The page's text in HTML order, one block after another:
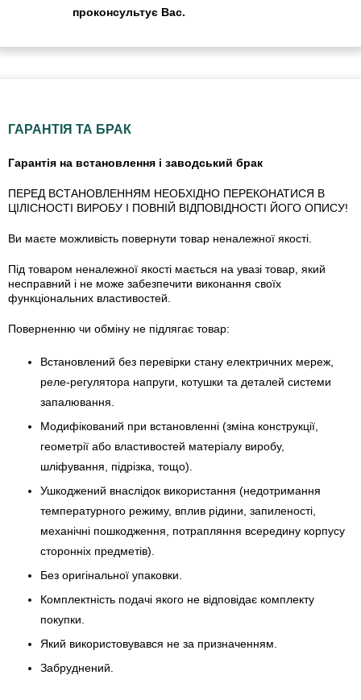
проконсультує Вас.
ГАРАНТІЯ ТА БРАК
Гарантія на встановлення і заводський брак
ПЕРЕД ВСТАНОВЛЕННЯМ НЕОБХІДНО ПЕРЕКОНАТИСЯ В
ЦІЛІСНОСТІ ВИРОБУ І ПОВНІЙ ВІДПОВІДНОСТІ ЙОГО ОПИСУ!
Ви маєте можливість повернути товар неналежної якості.
Під товаром неналежної якості мається на увазі товар, який
несправний і не може забезпечити виконання своїх
функціональних властивостей.
Поверненню чи обміну не підлягає товар:
Встановлений без перевірки стану електричних мереж,
реле-регулято­ра напруги, котушки та деталей системи
запалювання.
Модифікований при встановленні (зміна конструкції,
геометрії або властивостей матеріалу виробу,
шліфування, підрізка, тощо).
Ушкоджений внаслідок використання (недотримання
температурного режиму, вплив рідини, запиленості,
механічні пошкодження, потрапляння всередину корпусу
сторонніх предметів).
Без оригінальної упаковки.
Комплектність подачі якого не відповідає комплекту
покупки.
Який використовувався не за призначенням.
Забруднений.